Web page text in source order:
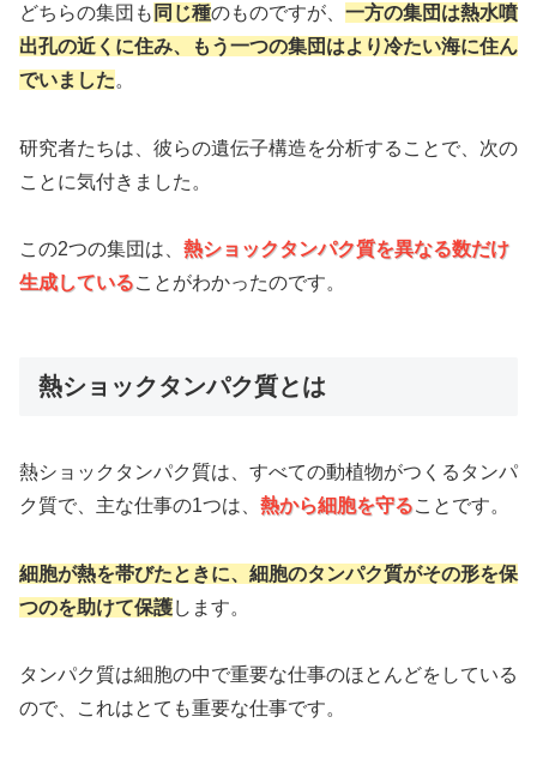
どちらの集団も 同じ種のものですが、 一方の集団は熱水噴
出孔の近くに住み、もう一つの集団はより冷たい海に住ん
でいました。
研究者たちは、彼らの遺伝子構造を分析することで、次の
ことに気付きました。
この2つの集団は、 熱ショックタンパク質を異なる数だけ
生成していることがわかったのです。
熱ショックタンパク質とは
熱ショックタンパク質は、すべての動植物がつくるタンパ
ク質で、主な仕事の1つは、 熱から細胞を守ることです。
細胞が熱を帯びたときに、細胞のタンパク質がその形を保
つのを助けて保護します。
タンパク質は細胞の中で重要な仕事のほとんどをしている
ので、これはとても重要な仕事です。